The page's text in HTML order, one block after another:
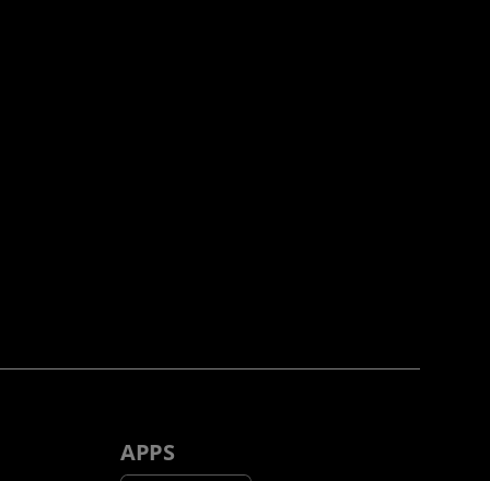
APPS